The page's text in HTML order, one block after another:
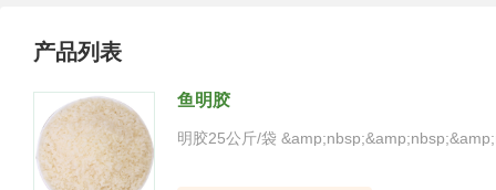
产品列表
鱼明胶